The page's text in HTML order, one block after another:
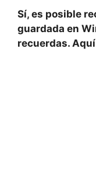
Sí, es posible
guardada en
recuerdas.